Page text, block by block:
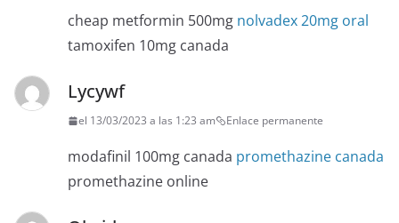
cheap metformin 500mg nolvadex 20mg oral
tamoxifen 10mg canada
Lycywf
el 13/03/2023 a las 1:23 am Enlace permanente
modafinil 100mg canada promethazine canada
promethazine online